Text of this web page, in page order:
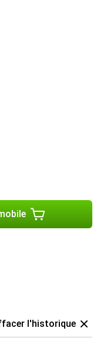
l'historique